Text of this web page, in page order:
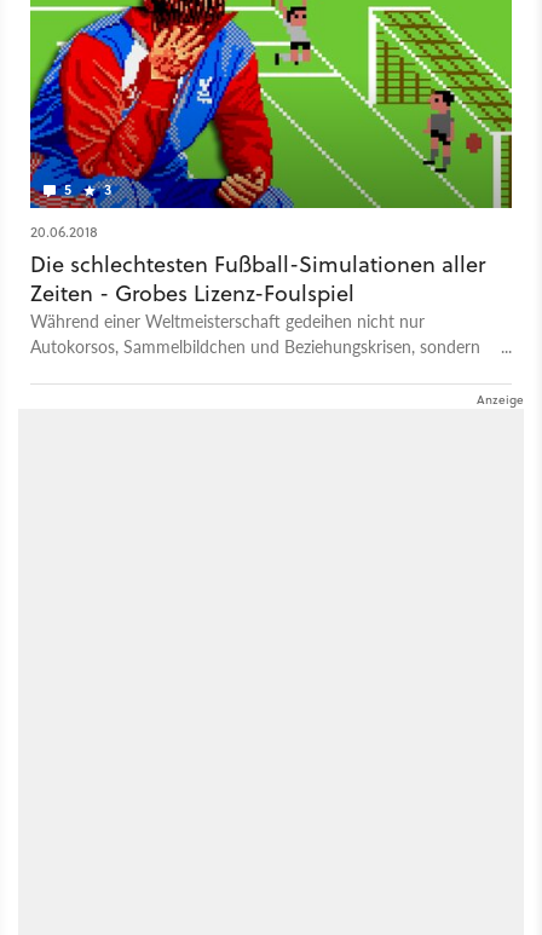
5 3
20.06.2018
Die schlechtesten Fußball-Simulationen aller
Zeiten - Grobes Lizenz-Foulspiel
Während einer Weltmeisterschaft gedeihen nicht nur
Autokorsos, Sammelbildchen und Beziehungskrisen, sondern